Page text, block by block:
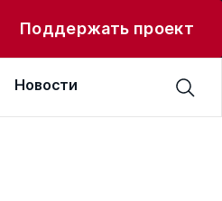
Поддержать проект
Новости